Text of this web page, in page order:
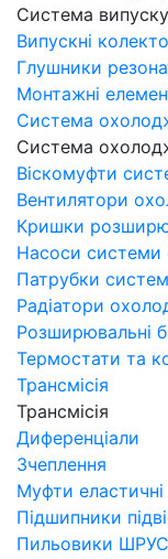
Система випуску
Випускні
Глушники
Монтажні
Система
Система
Віскомуфти
Вентилятори
Кришки
Насоси системи
Патрубки
Радіатори
Розширювальні
Термостати та
Трансмісія
Трансмісія
Диференціали
Зчеплення
Муфти еластичні
Підшипники
Пильовики ШРУС